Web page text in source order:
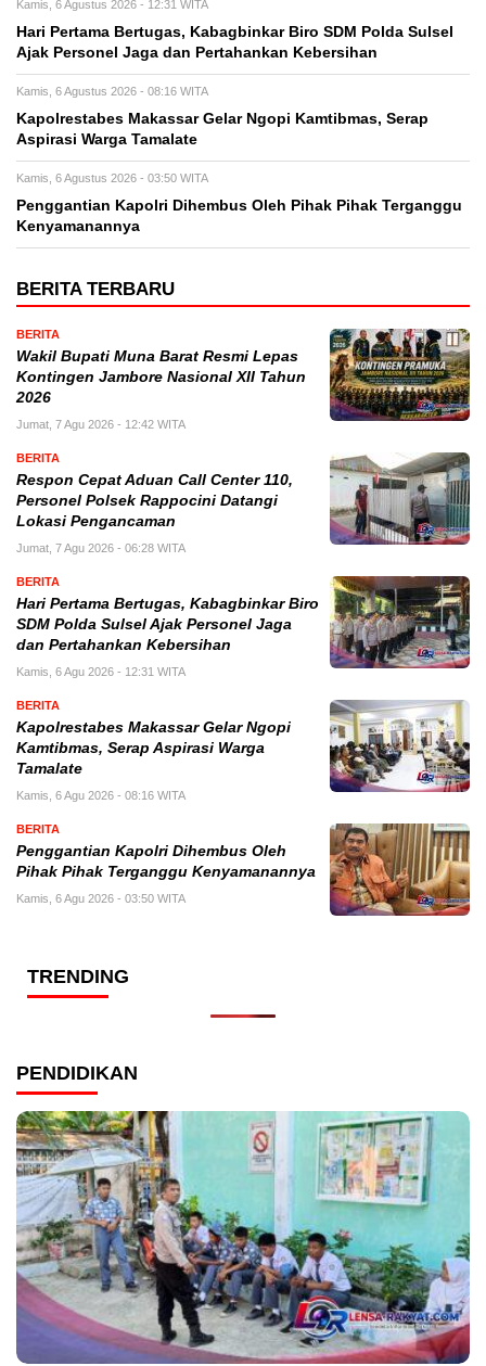
Kamis, 6 Agustus 2026 - 12:31 WITA
Hari Pertama Bertugas, Kabagbinkar Biro SDM Polda Sulsel
Ajak Personel Jaga dan Pertahankan Kebersihan
Kamis, 6 Agustus 2026 - 08:16 WITA
Kapolrestabes Makassar Gelar Ngopi Kamtibmas, Serap
Aspirasi Warga Tamalate
Kamis, 6 Agustus 2026 - 03:50 WITA
Penggantian Kapolri Dihembus Oleh Pihak Pihak Terganggu
Kenyamanannya
BERITA TERBARU
BERITA
Wakil Bupati Muna Barat Resmi Lepas
Kontingen Jambore Nasional XII Tahun
2026
Jumat, 7 Agu 2026 - 12:42 WITA
BERITA
Respon Cepat Aduan Call Center 110,
Personel Polsek Rappocini Datangi
Lokasi Pengancaman
Jumat, 7 Agu 2026 - 06:28 WITA
BERITA
Hari Pertama Bertugas, Kabagbinkar Biro
SDM Polda Sulsel Ajak Personel Jaga
dan Pertahankan Kebersihan
Kamis, 6 Agu 2026 - 12:31 WITA
BERITA
Kapolrestabes Makassar Gelar Ngopi
Kamtibmas, Serap Aspirasi Warga
Tamalate
Kamis, 6 Agu 2026 - 08:16 WITA
BERITA
Penggantian Kapolri Dihembus Oleh
Pihak Pihak Terganggu Kenyamanannya
Kamis, 6 Agu 2026 - 03:50 WITA
TRENDING
PENDIDIKAN